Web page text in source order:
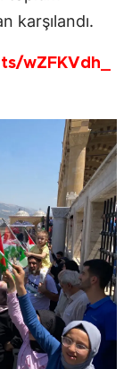
karşılandı.
wZFKVdh_